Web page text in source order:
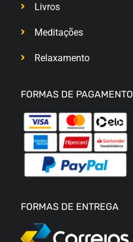
Livros
Meditações
Relaxamento
FORMAS DE PAGAMENTO
FORMAS DE ENTREGA